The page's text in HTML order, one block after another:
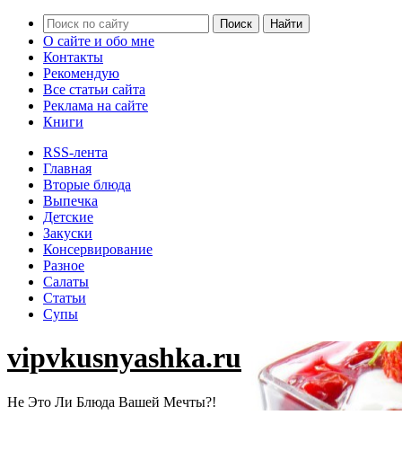
О сайте и обо мне
Контакты
Рекомендую
Все статьи сайта
Реклама на сайте
Книги
RSS-лента
Главная
Вторые блюда
Выпечка
Детские
Закуски
Консервирование
Разное
Салаты
Статьи
Супы
vipvkusnyashka.ru
Не Это Ли Блюда Вашей Мечты?!